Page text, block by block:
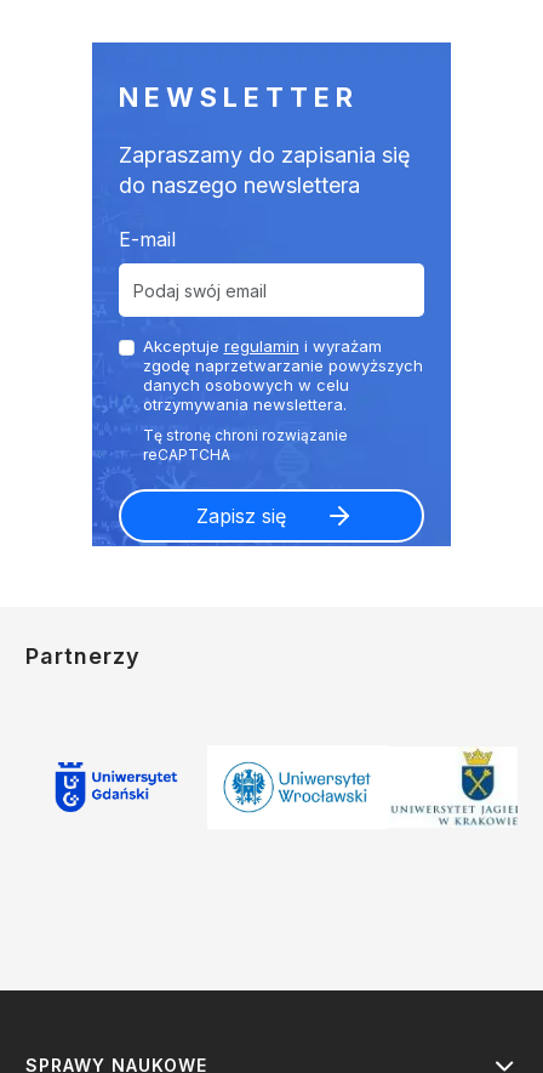
NEWSLETTER
Zapraszamy do zapisania się
do naszego newslettera
E-mail
Akceptuje regulamin i wyrażam
zgodę naprzetwarzanie powyższych
danych osobowych w celu
otrzymywania newslettera.
Partnerzy
SPRAWY NAUKOWE